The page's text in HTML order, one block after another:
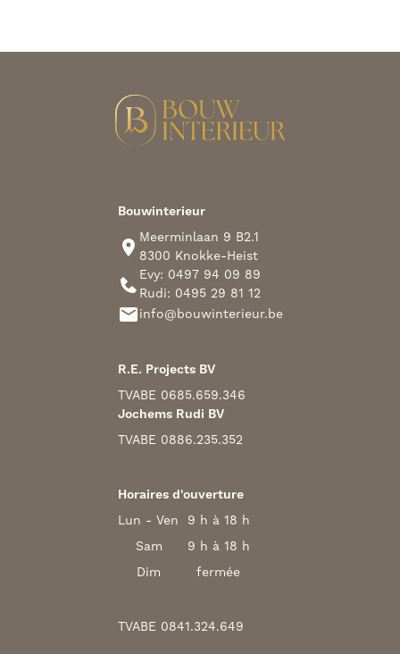
Bouwinterieur
Meerminlaan 9 B2.1
8300 Knokke-Heist
Evy: 0497 94 09 89
Rudi: 0495 29 81 12
info@bouwinterieur.be
R.E. Projects BV
TVABE 0685.659.346
Jochems Rudi BV
TVABE 0886.235.352
Horaires d'ouverture
Lun - Ven
9 h à 18 h
Sam
9 h à 18 h
Dim
fermée
TVABE 0841.324.649